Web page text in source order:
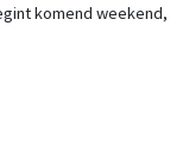
komend weekend,